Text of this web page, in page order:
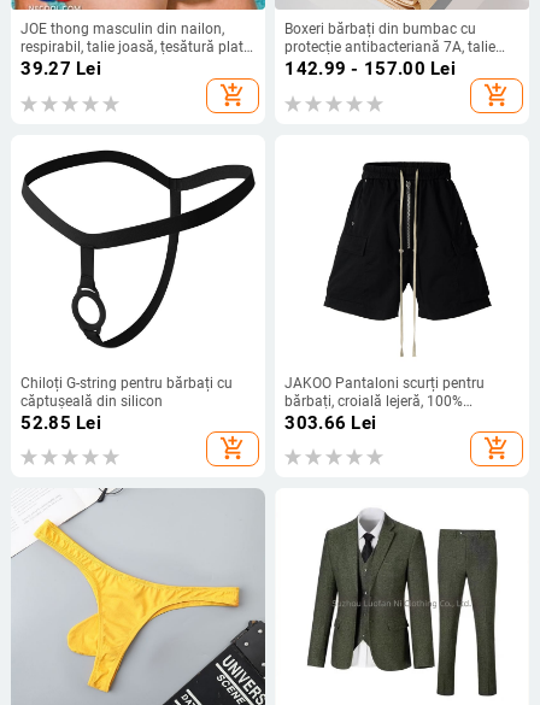
JOE thong masculin din nailon,
respirabil, talie joasă, țesătură plată,
căptușeală 70–80% nailon
39.27 Lei
add_shopping_cart
Boxeri bărbați din bumbac cu
protecție antibacteriană 7A, talie
medie, uscare rapidă și respirabili
142.99 - 157.00 Lei
add_shopping_cart
Chiloți G-string pentru bărbați cu
căptușeală din silicon
52.85 Lei
add_shopping_cart
JAKOO Pantaloni scurți pentru
bărbați, croială lejeră, 100%
bumbac, RO-stil streetwear, vara
303.66 Lei
add_shopping_cart